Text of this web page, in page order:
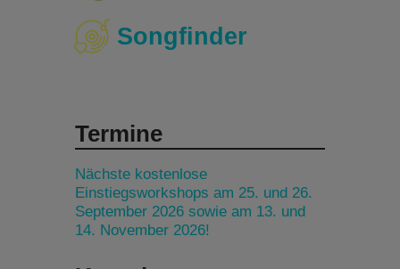
Songfinder
Termine
Nächste kostenlose
Einstiegsworkshops am 25. und 26.
September 2026 sowie am 13. und
14. November 2026!